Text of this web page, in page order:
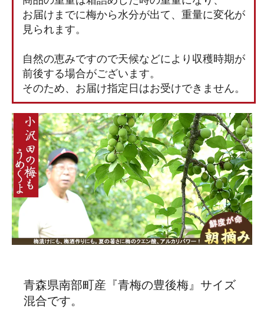
お届けまでに梅から水分が出て、重量に変化が
見られます。
自然の恵みですので天候などにより収穫時期が
前後する場合がございます。
そのため、お届け指定日はお受けできません。
青森県南部町産『青梅の豊後梅』サイズ
混合です。